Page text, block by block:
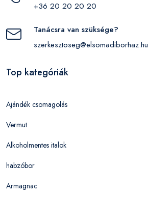
+36 20 20 20 20
Tanácsra van szüksége?
szerkesztoseg@elsomadiborhaz.hu
Top kategóriák
Ajándék csomagolás
Vermut
Alkoholmentes italok
habzóbor
Armagnac